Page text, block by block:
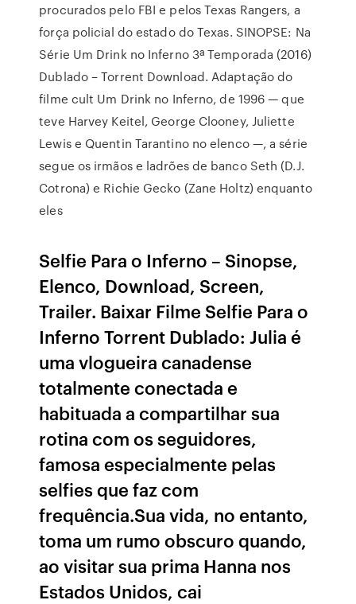
procurados pelo FBI e pelos Texas Rangers, a
força policial do estado do Texas. SINOPSE: Na
Série Um Drink no Inferno 3ª Temporada (2016)
Dublado – Torrent Download. Adaptação do
filme cult Um Drink no Inferno, de 1996 — que
teve Harvey Keitel, George Clooney, Juliette
Lewis e Quentin Tarantino no elenco —, a série
segue os irmãos e ladrões de banco Seth (D.J.
Cotrona) e Richie Gecko (Zane Holtz) enquanto
eles
Selfie Para o Inferno – Sinopse,
Elenco, Download, Screen,
Trailer. Baixar Filme Selfie Para o
Inferno Torrent Dublado: Julia é
uma vlogueira canadense
totalmente conectada e
habituada a compartilhar sua
rotina com os seguidores,
famosa especialmente pelas
selfies que faz com
frequência.Sua vida, no entanto,
toma um rumo obscuro quando,
ao visitar sua prima Hanna nos
Estados Unidos, cai